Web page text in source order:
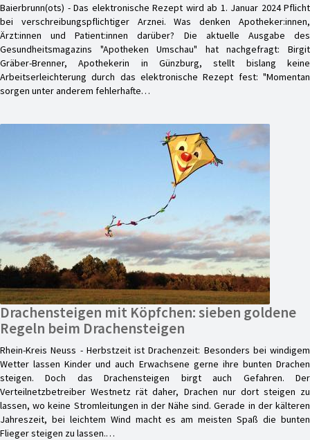
Baierbrunn(ots) - Das elektronische Rezept wird ab 1. Januar 2024 Pflicht
bei verschreibungspflichtiger Arznei. Was denken Apotheker:innen,
Ärzt:innen und Patient:innen darüber? Die aktuelle Ausgabe des
Gesundheitsmagazins "Apotheken Umschau" hat nachgefragt: Birgit
Gräber-Brenner, Apothekerin in Günzburg, stellt bislang keine
Arbeitserleichterung durch das elektronische Rezept fest: "Momentan
sorgen unter anderem fehlerhafte…
Drachensteigen mit Köpfchen: sieben goldene
Regeln beim Drachensteigen
Rhein-Kreis Neuss - Herbstzeit ist Drachenzeit: Besonders bei windigem
Wetter lassen Kinder und auch Erwachsene gerne ihre bunten Drachen
steigen. Doch das Drachensteigen birgt auch Gefahren. Der
Verteilnetzbetreiber Westnetz rät daher, Drachen nur dort steigen zu
lassen, wo keine Stromleitungen in der Nähe sind. Gerade in der kälteren
Jahreszeit, bei leichtem Wind macht es am meisten Spaß die bunten
Flieger steigen zu lassen.…